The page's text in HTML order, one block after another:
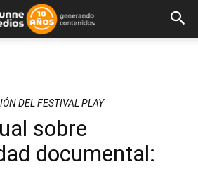
DEL FESTIVAL PLAY
sobre
documental: